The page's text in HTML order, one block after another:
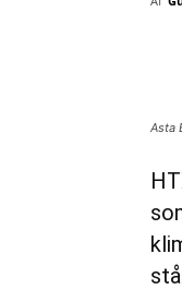
Asta